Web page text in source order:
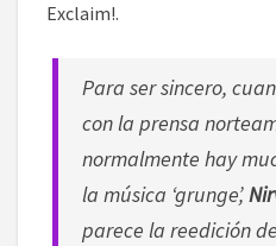
Exclaim!.
Para ser sincero,
con la prensa
normalmente hay
la música ‘grunge’,
parece la reedición